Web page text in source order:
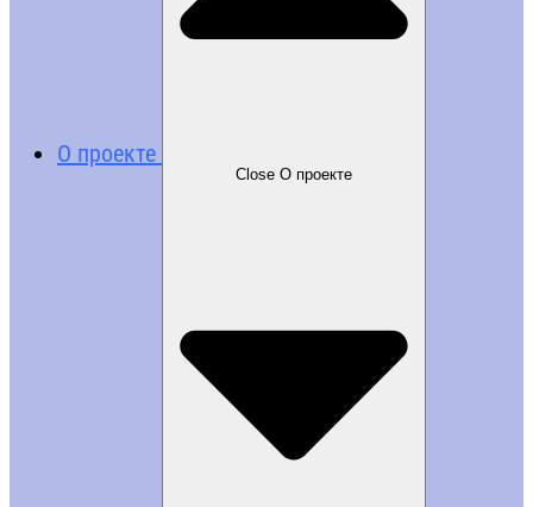
О проекте
Close О проекте